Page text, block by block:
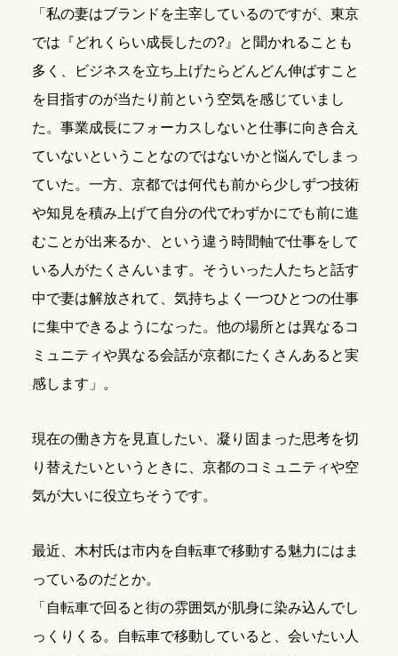
「私の妻はブランドを主宰しているのですが、東京
では『どれくらい成長したの?』と聞かれることも
多く、ビジネスを立ち上げたらどんどん伸ばすこと
を目指すのが当たり前という空気を感じていまし
た。事業成長にフォーカスしないと仕事に向き合え
ていないということなのではないかと悩んでしまっ
ていた。一方、京都では何代も前から少しずつ技術
や知見を積み上げて自分の代でわずかにでも前に進
むことが出来るか、という違う時間軸で仕事をして
いる人がたくさんいます。そういった人たちと話す
中で妻は解放されて、気持ちよく一つひとつの仕事
に集中できるようになった。他の場所とは異なるコ
ミュニティや異なる会話が京都にたくさんあると実
感します」。
現在の働き方を見直したい、凝り固まった思考を切
り替えたいというときに、京都のコミュニティや空
気が大いに役立ちそうです。
最近、木村氏は市内を自転車で移動する魅力にはま
っているのだとか。
「自転車で回ると街の雰囲気が肌身に染み込んでし
っくりくる。自転車で移動していると、会いたい人